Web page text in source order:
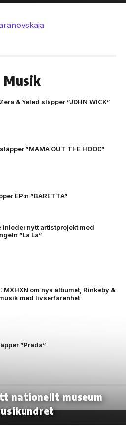
Musik
& Yeled släpper ”JOHN WICK”
”MAMA OUT THE HOOD”
EP:n ”BARETTA”
inleder nytt artistprojekt med
”La La”
MXHXN om nya albumet, Rinkeby &
med livserfarenhet
”Prada”
nationellt museum